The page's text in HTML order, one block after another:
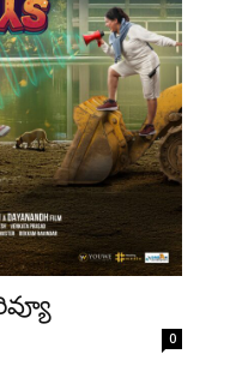
0